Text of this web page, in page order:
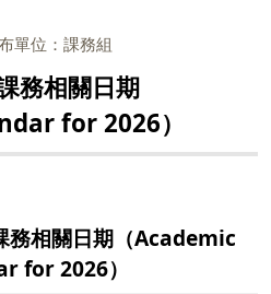
單位：課務組
務相關日期
for 2026）
務相關日期（Academic
for 2026）